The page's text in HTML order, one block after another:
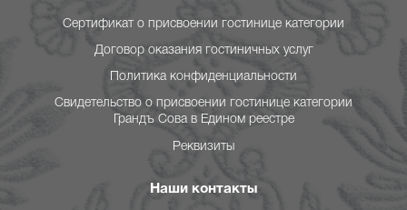
Сертификат о присвоении гостинице категории
Договор оказания гостиничных услуг
Политика конфиденциальности
Свидетельство о присвоении гостинице категории
Грандъ Сова в Едином реестре
Реквизиты
Наши контакты